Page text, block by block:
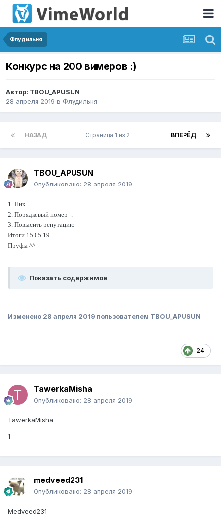
Флудильня
Конкурс на 200 вимеров :)
Автор: TBOU_APUSUN
28 апреля 2019 в Флудильня
НАЗАД ВПЕРЁД
Страница 1 из 2
TBOU_APUSUN
Опубликовано: 28 апреля 2019
1. Ник.
2. Порядковый номер -.-
3. Повысить репутацию
Итоги 15.05.19
Пруфы ^^
Показать содержимое
Изменено 28 апреля 2019 пользователем TBOU_APUSUN
24
TawerkaMisha
Опубликовано: 28 апреля 2019
TawerkaMisha
1
medveed231
Опубликовано: 28 апреля 2019
Medveed231